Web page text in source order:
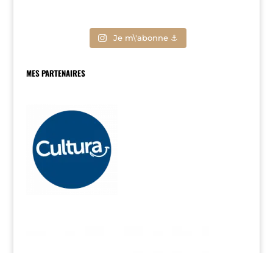
Je m\'abonne ⚓
MES PARTENAIRES